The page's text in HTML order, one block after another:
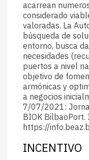
acarrean
considerado
valoradas. La
búsqueda de
entorno, busca
necesidades
puertos a nivel
objetivo de
armónicas y
a negocios
7/07/2021:
BIOK BilbaoPort.
https://
INCENTIVO